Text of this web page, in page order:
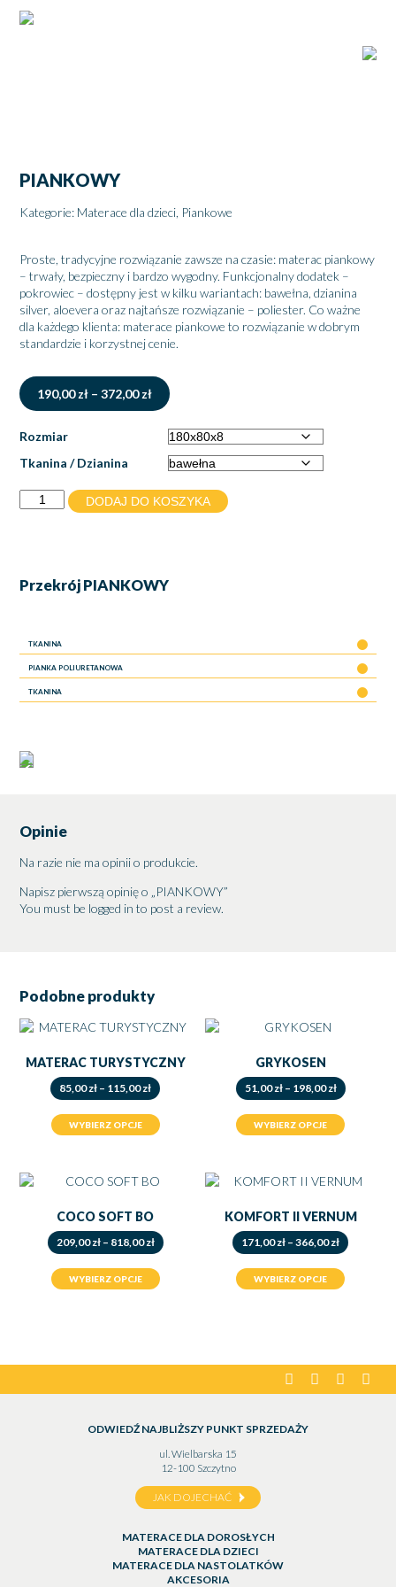
PIANKOWY
Kategorie: Materace dla dzieci, Piankowe
Proste, tradycyjne rozwiązanie zawsze na czasie: materac piankowy
– trwały, bezpieczny i bardzo wygodny. Funkcjonalny dodatek –
pokrowiec – dostępny jest w kilku wariantach: bawełna, dzianina
silver, aloevera oraz najtańsze rozwiązanie – poliester. Co ważne
dla każdego klienta: materace piankowe to rozwiązanie w dobrym
standardzie i korzystnej cenie.
190,00zł – 372,00złZakres
cen:
190,00 zł
Rozmiar
Tkanina / Dzianina
Ilość DODAJ DO KOSZYKA
PrzekrójPIANKOWY
TKANINA
PIANKA POLIURETANOWA
TKANINA
Opinie
Na razie nie ma opinii o produkcie.
Napisz pierwszą opinię o „PIANKOWY”
You must be logged in to post a review.
Podobne produkty
MATERAC TURYSTYCZNY
85,00zł – 115,00złZakres
cen:
od
85,00 zł
WYBIERZ OPCJE
GRYKOSEN
51,00zł – 198,00złZakres
cen:
od
51,00 zł
WYBIERZ OPCJE
COCO SOFT BO
209,00zł – 818,00złZakres
cen:
od
209,00 zł
WYBIERZ OPCJE
KOMFORT II VERNUM
171,00zł – 366,00złZakres
cen:
od
171,00 zł
WYBIERZ OPCJE
facebookinstagram
pinterest
ODWIEDŹ NAJBLIŻSZY PUNKT SPRZEDAŻY
ul. Wielbarska 15
12-100 Szczytno
JAK DOJECHAĆ
MATERACE DLA DOROSŁYCH
MATERACE DLA DZIECI
MATERACE DLA NASTOLATKÓW
AKCESORIA